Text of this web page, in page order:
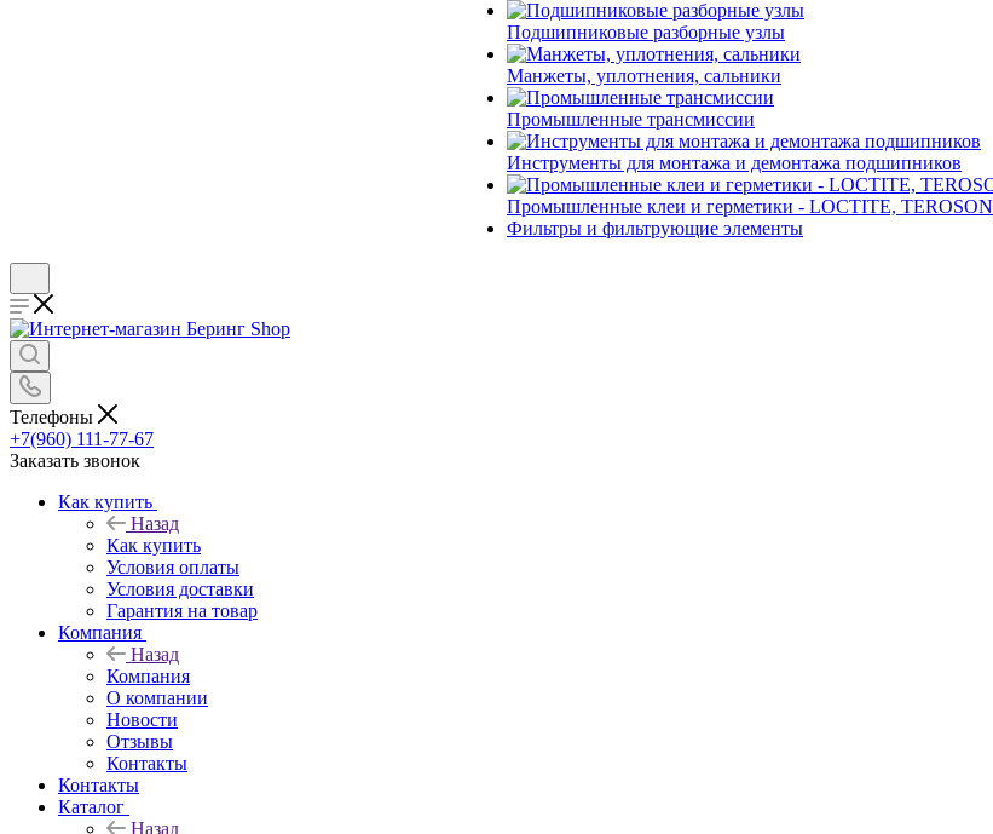
Подшипниковые разборные узлы
Манжеты, уплотнения, сальники
Промышленные трансмиссии
Инструменты для монтажа и демонтажа подшипников
Промышленные клеи и герметики - LOCTITE, TEROSON
Фильтры и фильтрующие элементы
Телефоны
+7(960) 111-77-67
Заказать звонок
Как купить
Назад
Как купить
Условия оплаты
Условия доставки
Гарантия на товар
Компания
Назад
Компания
О компании
Новости
Отзывы
Контакты
Контакты
Каталог
Назад